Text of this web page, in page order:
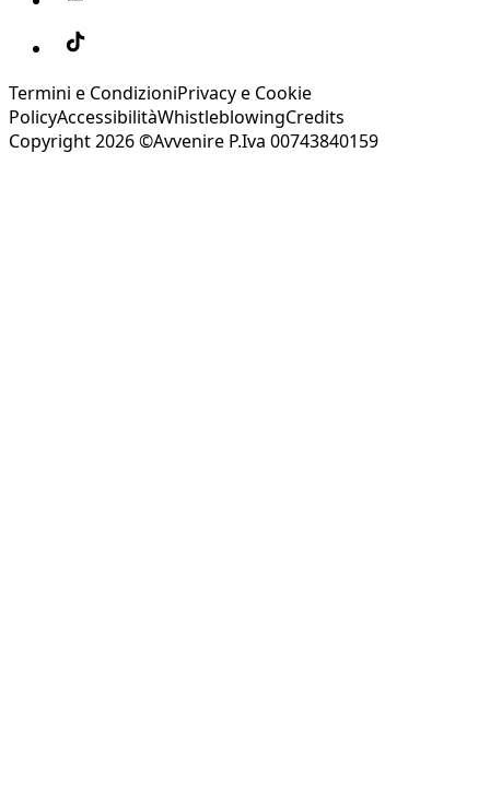
Termini e CondizioniPrivacy e Cookie
PolicyAccessibilitàWhistleblowingCredits
Copyright 2026 ©Avvenire P.Iva 00743840159